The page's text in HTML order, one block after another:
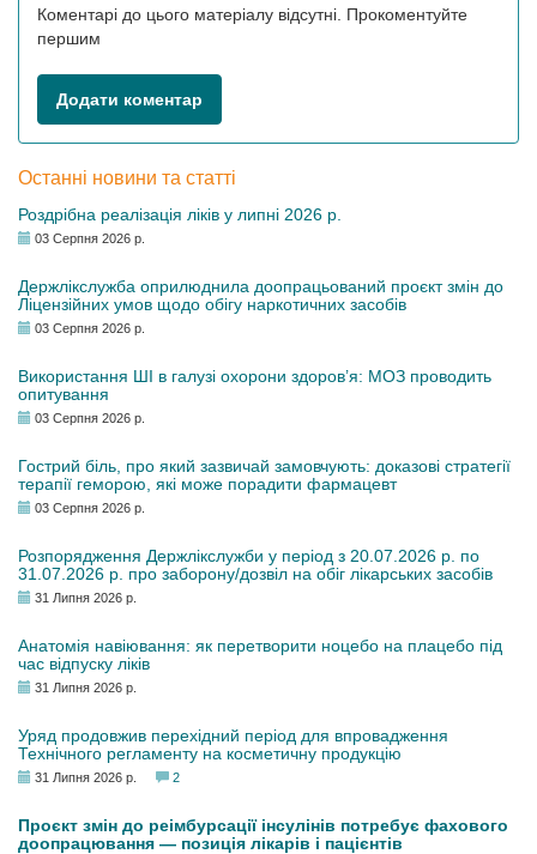
Коментарі до цього матеріалу відсутні. Прокоментуйте
першим
Додати коментар
Останні новини та статті
Роздрібна реалізація ліків у липні 2026 р.
03 Серпня 2026 р.
Держлікслужба оприлюднила доопрацьований проєкт змін до
Ліцензійних умов щодо обігу наркотичних засобів
03 Серпня 2026 р.
Використання ШІ в галузі охорони здоров’я: МОЗ проводить
опитування
03 Серпня 2026 р.
Гострий біль, про який зазвичай замовчують: доказові стратегії
терапії геморою, які може порадити фармацевт
03 Серпня 2026 р.
Розпорядження Держлікслужби у період з 20.07.2026 р. по
31.07.2026 р. про заборону/дозвіл на обіг лікарських засобів
31 Липня 2026 р.
Анатомія навіювання: як перетворити ноцебо на плацебо під
час відпуску ліків
31 Липня 2026 р.
Уряд продовжив перехідний період для впровадження
Технічного регламенту на косметичну продукцію
31 Липня 2026 р. 2
Проєкт змін до реімбурсації інсулінів потребує фахового
доопрацювання — позиція лікарів і пацієнтів